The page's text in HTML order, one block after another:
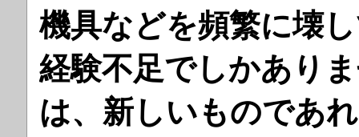
機具などを頻繁に壊
経験不足でしかあ
は、新しいものであ